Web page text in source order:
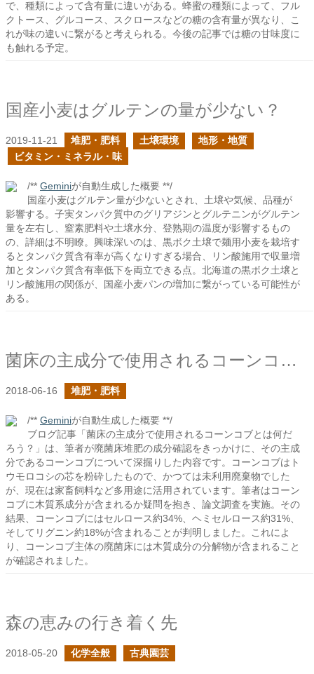
で、種類によって含有量に違いがある。蜂蜜の種類によって、フル
クトース、グルコース、スクロースなどの糖の含有量が異なり、こ
れが味の違いに繋がると考えられる。今後の記事では糖の甘味度に
も触れる予定。
国産小麦はグルテンの量が少ない？
2019-11-21 堆肥・肥料 土壌環境
地形・地質
ビタミン・ミネラル・味
/** Geminiが自動生成した概要 **/
国産小麦はグルテン量が少ないとされ、土壌や気候、品種が
影響する。子実タンパク質中のグリアジンとグルテニンがグルテン
量を左右し、窒素肥料や土壌水分、登熟期の温度が影響するもの
の、詳細は不明瞭。興味深いのは、黒ボク土壌で麺用小麦を栽培す
るとタンパク質含有率が高くなりすぎる場合、リン酸施用で収量増
加とタンパク質含有率低下を両立できる点。北海道の黒ボク土壌と
リン酸施用の関係が、国産小麦パンの増加に繋がっている可能性が
ある。
菌床の主成分で使用されるコーンコブとは何だろう？
2018-06-16 堆肥・肥料
/** Geminiが自動生成した概要 **/
ブログ記事「菌床の主成分で使用されるコーンコブとは何だ
ろう？」は、筆者が廃菌床堆肥の成分確認をきっかけに、その主成
分であるコーンコブについて深掘りした内容です。コーンコブはト
ウモロコシの芯を粉砕したもので、かつては未利用廃棄物でした
が、現在は家畜飼料など多用途に活用されています。筆者はコーン
コブに木質系成分が含まれるか疑問を抱き、論文調査を実施。その
結果、コーンコブにはセルロース約34%、ヘミセルロース約31%、
そしてリグニン約18%が含まれることが判明しました。これによ
り、コーンコブ主体の廃菌床には木質成分の分解物が含まれること
が確認されました。
森の恵みの行き着く先
2018-05-20 化学全般 古典園芸